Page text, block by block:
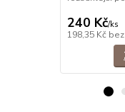
240 Kč/ks
198,35 Kč